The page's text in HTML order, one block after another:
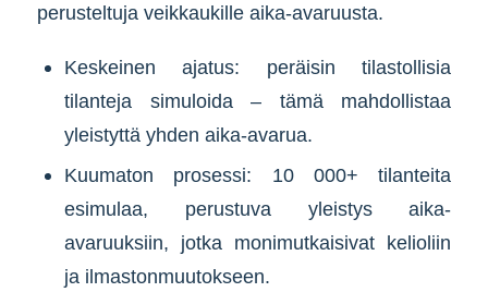
perusteltuja veikkaukille aika-avaruusta.
Keskeinen ajatus: peräisin tilastollisia
tilanteja simuloida – tämä mahdollistaa
yleistyttä yhden aika-avarua.
Kuumaton prosessi: 10 000+ tilanteita
esimulaa, perustuva yleistys aika-
avaruuksiin, jotka monimutkaisivat kelioliin
ja ilmastonmuutokseen.